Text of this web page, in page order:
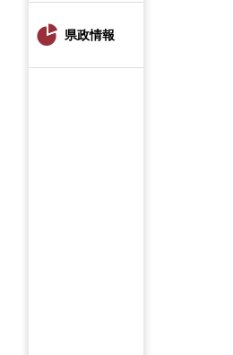
県政情報